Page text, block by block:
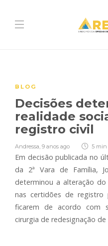
BLOG
Decisões
realidade
registro civil
Andressa, 9 anos ago 5 min
Em decisão publicada no
da 2ª Vara de Família,
determinou a alteração
nas certidões de registro
ficarem de acordo com
cirurgia de redesignação de